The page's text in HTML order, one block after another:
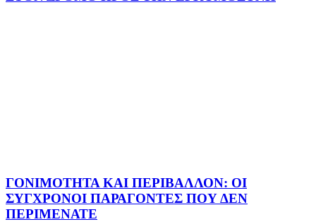
ΓΟΝΙΜΟΤΗΤΑ ΚΑΙ ΠΕΡΙΒΑΛΛΟΝ: ΟΙ
ΣΥΓΧΡΟΝΟΙ ΠΑΡΑΓΟΝΤΕΣ ΠΟΥ ΔΕΝ
ΠΕΡΙΜΕΝΑΤΕ